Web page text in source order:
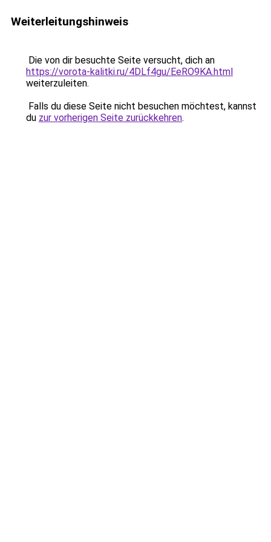
Weiterleitungshinweis
Die von dir besuchte Seite versucht, dich an
https://vorota-kalitki.ru/4DLf4gu/EeRO9KA.html
weiterzuleiten.
Falls du diese Seite nicht besuchen möchtest, kannst
du zur vorherigen Seite zurückkehren.